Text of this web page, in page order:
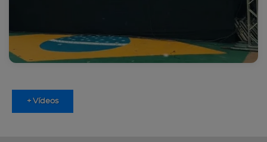
+ Vídeos